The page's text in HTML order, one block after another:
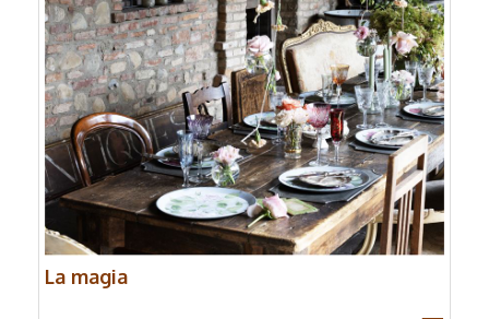
La magia